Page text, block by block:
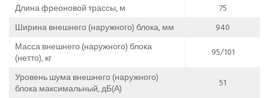
Длина фреоновой трассы, м
75
Ширина внешнего (наружного) блока, мм
940
Масса внешнего (наружного) блока
(нетто), кг
95/101
Уровень шума внешнего (наружного)
блока максимальный, дБ(А)
51